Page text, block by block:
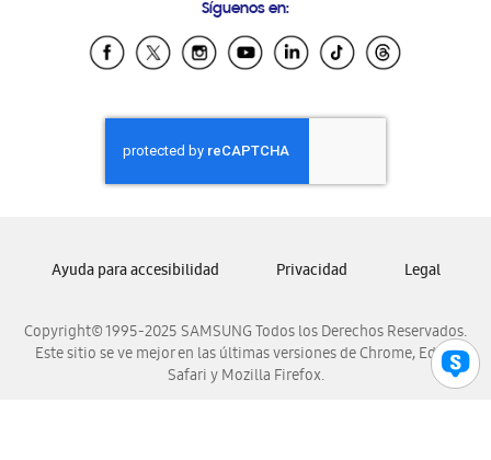
Samsung Ecuador
Samsung El Salvador
Samsung Honduras
Samsung Nicaragua
Samsung Panamá
Samsung Venezuela
Síguenos en:
Copyright© 1995-2025 SAMSUNG Todos los Derechos Reservados.
Este sitio se ve mejor en las últimas versiones de Chrome, Edge,
Safari y Mozilla Firefox.
Ayuda para accesibilidad Privacidad Legal